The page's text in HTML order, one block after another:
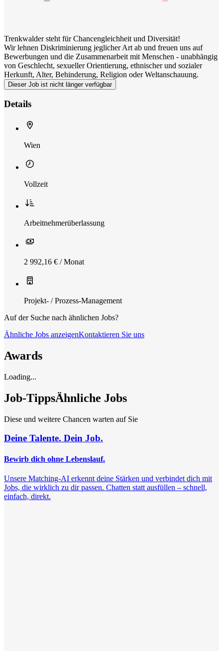
Trenkwalder steht für Chancengleichheit und Diversität!
Wir lehnen Diskriminierung jeglicher Art ab und freuen uns auf
Bewerbungen und die Zusammenarbeit mit Menschen - unabhängig
von Geschlecht, sexueller Orientierung, ethnischer und sozialer
Herkunft, Alter, Behinderung, Religion oder Weltanschauung.
Dieser Job ist nicht länger verfügbar
Details
Wien
Vollzeit
Arbeitnehmerüberlassung
2 992,16 € / Monat
Projekt- / Prozess-Management
Auf der Suche nach ähnlichen Jobs?
Ähnliche Jobs anzeigenKontaktieren Sie uns
Awards
Loading...
Job-TippsÄhnliche Jobs
Diese und weitere Chancen warten auf Sie
Deine Talente. Dein Job.
Bewirb dich ohne Lebenslauf.
Unsere Matching-AI erkennt deine Stärken und verbindet dich mit
Jobs, die wirklich zu dir passen. Chatten statt ausfüllen – schnell,
einfach, direkt.